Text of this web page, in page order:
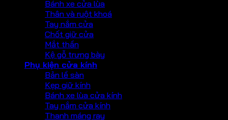
Bánh xe cửa lùa
Thân và ruột khoá
Tay nắm cửa
Chốt giữ cửa
Mắt thần
Kệ gỗ trưng bày
Phụ kiện cửa kính
Bản lề sàn
Kẹp giữ kính
Bánh xe lùa cửa kính
Tay nắm cửa kính
Thanh máng ray